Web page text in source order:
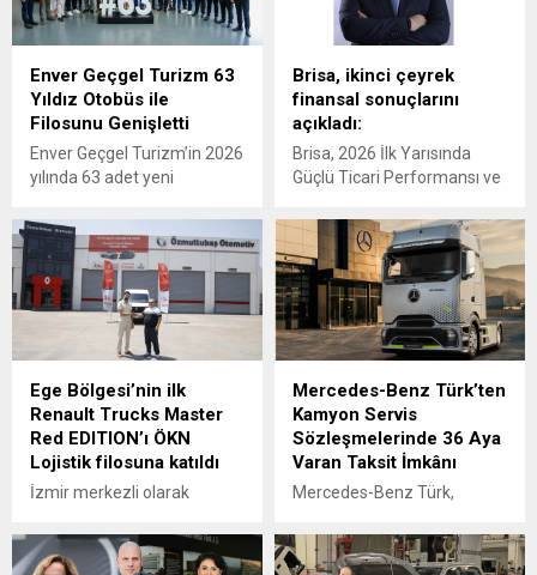
Enver Geçgel Turizm 63
Yıldız Otobüs ile
Filosunu Genişletti
Enver Geçgel Turizm’in 2026
yılında 63 adet yeni
yatırımı ile, şirketin
filosundaki Mercedes-Benz
araçların oranı yüzde 83’e
ulaştı.
Brisa, ikinci çeyrek
finansal sonuçlarını
açıkladı:
Brisa, 2026 İlk Yarısında
Güçlü Ticari Performansı ve
Finansal Görünümünü
Güçlendirdi
Ege Bölgesi’nin ilk
Renault Trucks Master
Red EDITION’ı ÖKN
Lojistik filosuna katıldı
İzmir merkezli olarak
lojistik operasyonları
yürüten ÖKN Lojistik, Ege
Mercedes-Benz Türk’ten
Kamyon Servis
Sözleşmelerinde 36 Aya
Varan Taksit İmkânı
Mercedes-Benz Türk,
yönelik servis
sözleşmelerinde sunduğu